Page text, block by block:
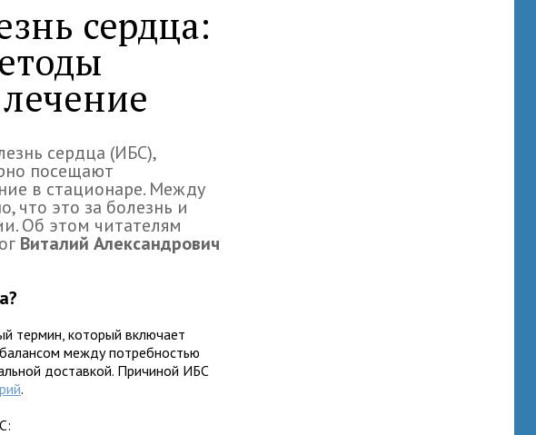
сердца:
сердца (ИБС),
посещают
в стационаре. Между
что это за болезнь и
Об этом читателям
Виталий Александрович
термин, который включает
между потребностью
доставкой. Причиной ИБС
.